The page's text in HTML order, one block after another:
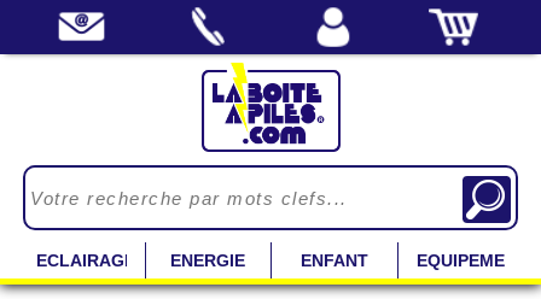
ECLAIRAGE ENERGIE ENFANT EQUIPEMENT